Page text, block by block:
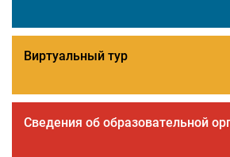
Виртуальный тур
Сведения об образовательной